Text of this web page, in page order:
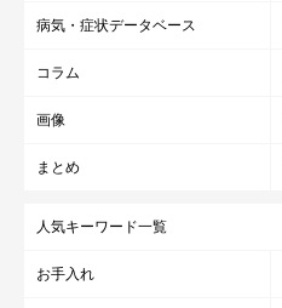
病気・症状データベース
コラム
画像
まとめ
人気キーワード一覧
お手入れ